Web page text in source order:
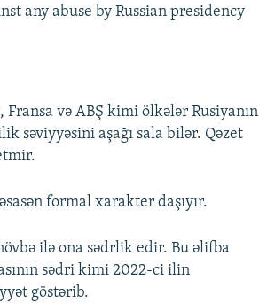
any abuse by Russian presidency
və ABŞ kimi ölkələr Rusiyanın
səviyyəsini aşağı sala bilər. Qəzet
formal xarakter daşıyır.
ilə ona sədrlik edir. Bu əlifba
sədri kimi 2022-ci ilin
göstərib.